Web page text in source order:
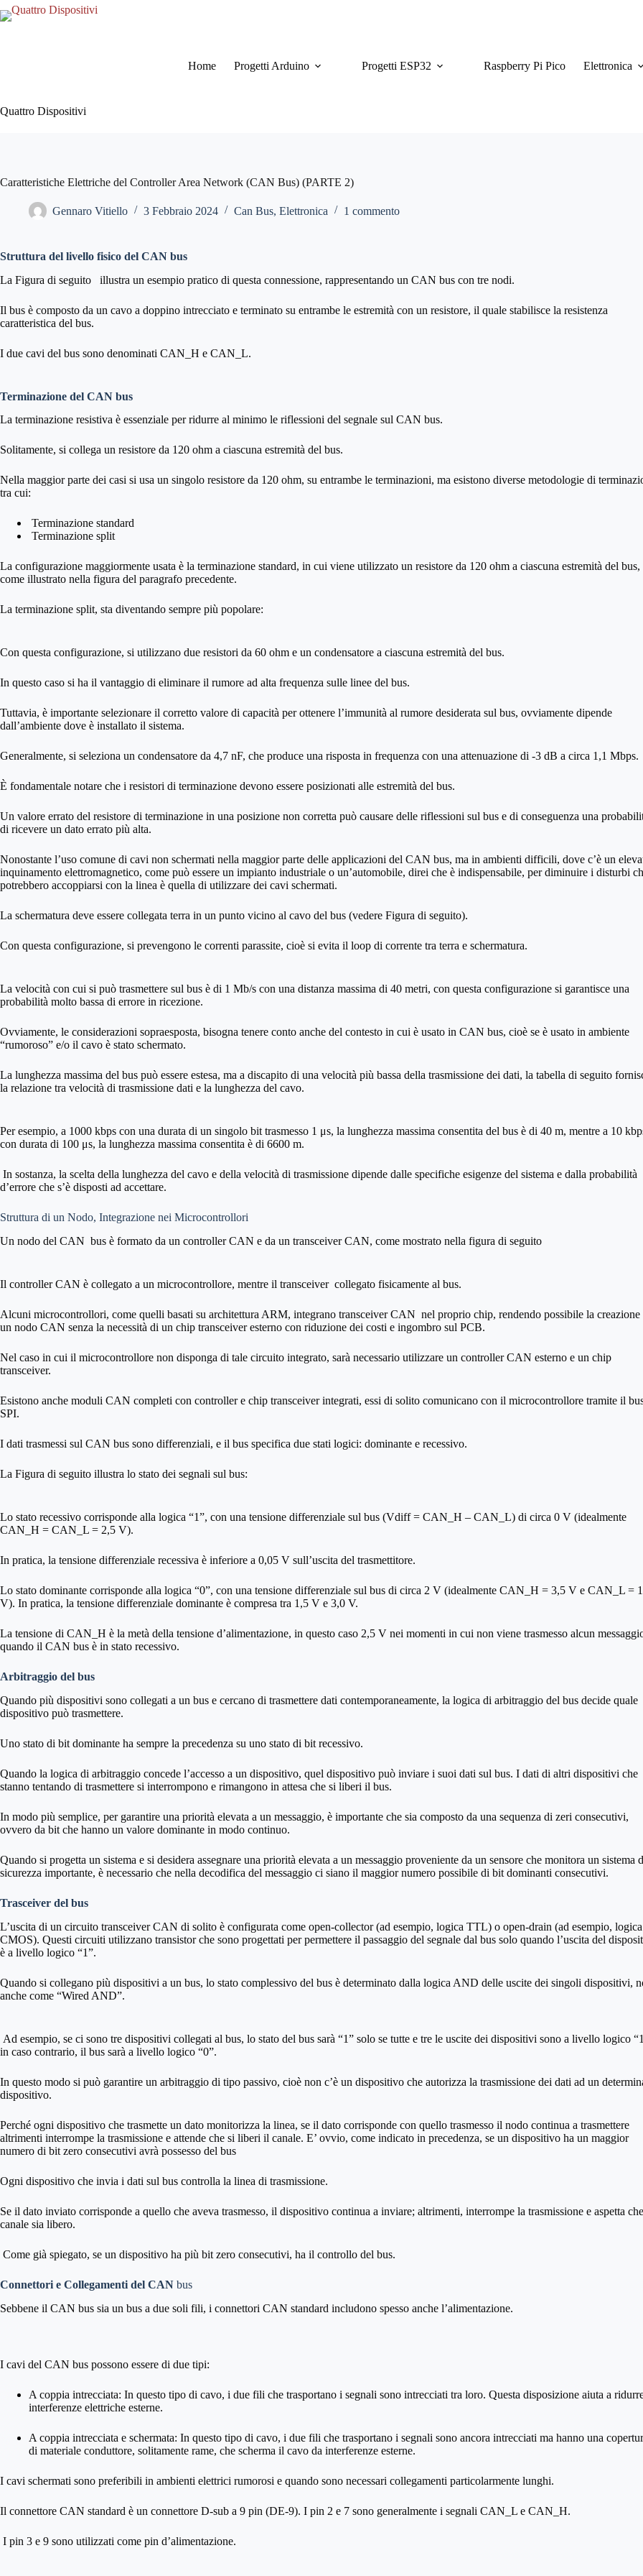
Salta
al
Quattro Dispositivi
Home Progetti Arduino Progetti ESP32 Raspberry Pi Pico Elettronica
Caratteristiche Elettriche del Controller Area Network (CAN Bus) (PARTE 2)
Gennaro Vitiello 3 Febbraio 2024 Can Bus, Elettronica 1 commento
Struttura del livello fisico del CAN bus
La Figura di seguito illustra un esempio pratico di questa connessione, rappresentando un CAN bus con tre nodi.
Il bus è composto da un cavo a doppino intrecciato e terminato su entrambe le estremità con un resistore, il quale stabilisce la resistenza
caratteristica del bus.
I due cavi del bus sono denominati CAN_H e CAN_L.
Terminazione del CAN bus
La terminazione resistiva è essenziale per ridurre al minimo le riflessioni del segnale sul CAN bus.
Solitamente, si collega un resistore da 120 ohm a ciascuna estremità del bus.
Nella maggior parte dei casi si usa un singolo resistore da 120 ohm, su entrambe le terminazioni, ma esistono diverse metodologie di
tra cui:
Terminazione standard
Terminazione split
La configurazione maggiormente usata è la terminazione standard, in cui viene utilizzato un resistore da 120 ohm a ciascuna estremità del bus,
come illustrato nella figura del paragrafo precedente.
La terminazione split, sta diventando sempre più popolare:
Con questa configurazione, si utilizzano due resistori da 60 ohm e un condensatore a ciascuna estremità del bus.
In questo caso si ha il vantaggio di eliminare il rumore ad alta frequenza sulle linee del bus.
Tuttavia, è importante selezionare il corretto valore di capacità per ottenere l’immunità al rumore desiderata sul bus, ovviamente dipende
dall’ambiente dove è installato il sistema.
Generalmente, si seleziona un condensatore da 4,7 nF, che produce una risposta in frequenza con una attenuazione di -3 dB a circa 1,1 Mbps.
È fondamentale notare che i resistori di terminazione devono essere posizionati alle estremità del bus.
Un valore errato del resistore di terminazione in una posizione non corretta può causare delle riflessioni sul bus e di conseguenza una
di ricevere un dato errato più alta.
Nonostante l’uso comune di cavi non schermati nella maggior parte delle applicazioni del CAN bus, ma in ambienti difficili, dove c’è un
inquinamento elettromagnetico, come può essere un impianto industriale o un’automobile, direi che è indispensabile, per diminuire i disturbi
potrebbero accoppiarsi con la linea è quella di utilizzare dei cavi schermati.
La schermatura deve essere collegata terra in un punto vicino al cavo del bus (vedere Figura di seguito).
Con questa configurazione, si prevengono le correnti parassite, cioè si evita il loop di corrente tra terra e schermatura.
La velocità con cui si può trasmettere sul bus è di 1 Mb/s con una distanza massima di 40 metri, con questa configurazione si garantisce una
probabilità molto bassa di errore in ricezione.
Ovviamente, le considerazioni sopraesposta, bisogna tenere conto anche del contesto in cui è usato in CAN bus, cioè se è usato in ambiente
“rumoroso” e/o il cavo è stato schermato.
La lunghezza massima del bus può essere estesa, ma a discapito di una velocità più bassa della trasmissione dei dati, la tabella di seguito
la relazione tra velocità di trasmissione dati e la lunghezza del cavo.
Per esempio, a 1000 kbps con una durata di un singolo bit trasmesso 1 μs, la lunghezza massima consentita del bus è di 40 m, mentre a 10
con durata di 100 μs, la lunghezza massima consentita è di 6600 m.
In sostanza, la scelta della lunghezza del cavo e della velocità di trasmissione dipende dalle specifiche esigenze del sistema e dalla probabilità
d’errore che s’è disposti ad accettare.
Struttura di un Nodo, Integrazione nei Microcontrollori
Un nodo del CAN bus è formato da un controller CAN e da un transceiver CAN, come mostrato nella figura di seguito
Il controller CAN è collegato a un microcontrollore, mentre il transceiver collegato fisicamente al bus.
Alcuni microcontrollori, come quelli basati su architettura ARM, integrano transceiver CAN nel proprio chip, rendendo possibile la creazione
un nodo CAN senza la necessità di un chip transceiver esterno con riduzione dei costi e ingombro sul PCB.
Nel caso in cui il microcontrollore non disponga di tale circuito integrato, sarà necessario utilizzare un controller CAN esterno e un chip
transceiver.
Esistono anche moduli CAN completi con controller e chip transceiver integrati, essi di solito comunicano con il microcontrollore tramite il
SPI.
I dati trasmessi sul CAN bus sono differenziali, e il bus specifica due stati logici: dominante e recessivo.
La Figura di seguito illustra lo stato dei segnali sul bus:
Lo stato recessivo corrisponde alla logica “1”, con una tensione differenziale sul bus (Vdiff = CAN_H – CAN_L) di circa 0 V (idealmente
CAN_H = CAN_L = 2,5 V).
In pratica, la tensione differenziale recessiva è inferiore a 0,05 V sull’uscita del trasmettitore.
Lo stato dominante corrisponde alla logica “0”, con una tensione differenziale sul bus di circa 2 V (idealmente CAN_H = 3,5 V e CAN_L =
V). In pratica, la tensione differenziale dominante è compresa tra 1,5 V e 3,0 V.
La tensione di CAN_H è la metà della tensione d’alimentazione, in questo caso 2,5 V nei momenti in cui non viene trasmesso alcun
quando il CAN bus è in stato recessivo.
Arbitraggio del bus
Quando più dispositivi sono collegati a un bus e cercano di trasmettere dati contemporaneamente, la logica di arbitraggio del bus decide quale
dispositivo può trasmettere.
Uno stato di bit dominante ha sempre la precedenza su uno stato di bit recessivo.
Quando la logica di arbitraggio concede l’accesso a un dispositivo, quel dispositivo può inviare i suoi dati sul bus. I dati di altri dispositivi che
stanno tentando di trasmettere si interrompono e rimangono in attesa che si liberi il bus.
In modo più semplice, per garantire una priorità elevata a un messaggio, è importante che sia composto da una sequenza di zeri consecutivi,
ovvero da bit che hanno un valore dominante in modo continuo.
Quando si progetta un sistema e si desidera assegnare una priorità elevata a un messaggio proveniente da un sensore che monitora un sistema
sicurezza importante, è necessario che nella decodifica del messaggio ci siano il maggior numero possibile di bit dominanti consecutivi.
Trasceiver del bus
L’uscita di un circuito transceiver CAN di solito è configurata come open-collector (ad esempio, logica TTL) o open-drain (ad esempio, logica
CMOS). Questi circuiti utilizzano transistor che sono progettati per permettere il passaggio del segnale dal bus solo quando l’uscita del
è a livello logico “1”.
Quando si collegano più dispositivi a un bus, lo stato complessivo del bus è determinato dalla logica AND delle uscite dei singoli dispositivi,
anche come “Wired AND”.
Ad esempio, se ci sono tre dispositivi collegati al bus, lo stato del bus sarà “1” solo se tutte e tre le uscite dei dispositivi sono a livello logico
in caso contrario, il bus sarà a livello logico “0”.
In questo modo si può garantire un arbitraggio di tipo passivo, cioè non c’è un dispositivo che autorizza la trasmissione dei dati ad un
dispositivo.
Perché ogni dispositivo che trasmette un dato monitorizza la linea, se il dato corrisponde con quello trasmesso il nodo continua a trasmettere
altrimenti interrompe la trasmissione e attende che si liberi il canale. E’ ovvio, come indicato in precedenza, se un dispositivo ha un maggior
numero di bit zero consecutivi avrà possesso del bus
Ogni dispositivo che invia i dati sul bus controlla la linea di trasmissione.
Se il dato inviato corrisponde a quello che aveva trasmesso, il dispositivo continua a inviare; altrimenti, interrompe la trasmissione e aspetta
canale sia libero.
Come già spiegato, se un dispositivo ha più bit zero consecutivi, ha il controllo del bus.
Connettori e Collegamenti del CAN bus
Sebbene il CAN bus sia un bus a due soli fili, i connettori CAN standard includono spesso anche l’alimentazione.
I cavi del CAN bus possono essere di due tipi:
A coppia intrecciata: In questo tipo di cavo, i due fili che trasportano i segnali sono intrecciati tra loro. Questa disposizione aiuta a
interferenze elettriche esterne.
A coppia intrecciata e schermata: In questo tipo di cavo, i due fili che trasportano i segnali sono ancora intrecciati ma hanno una
di materiale conduttore, solitamente rame, che scherma il cavo da interferenze esterne.
I cavi schermati sono preferibili in ambienti elettrici rumorosi e quando sono necessari collegamenti particolarmente lunghi.
Il connettore CAN standard è un connettore D-sub a 9 pin (DE-9). I pin 2 e 7 sono generalmente i segnali CAN_L e CAN_H.
I pin 3 e 9 sono utilizzati come pin d’alimentazione.